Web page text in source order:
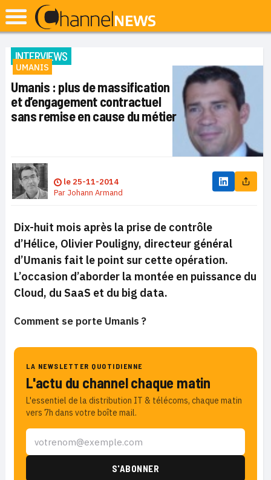
INTERVIEWS
UMANIS
Umanis : plus de massification
et d’engagement contractuel
sans remise en cause du métier
le 25-11-2014
Par Johann Armand
Dix-huit mois après la prise de contrôle
d’Hélice, Olivier Pouligny, directeur général
d’Umanis fait le point sur cette opération.
L’occasion d’aborder la montée en puissance du
Cloud, du SaaS et du big data.
Comment se porte Umanis ?
LA NEWSLETTER QUOTIDIENNE
L'actu du channel chaque matin
L'essentiel de la distribution IT & télécoms, chaque matin
vers 7h dans votre boîte mail.